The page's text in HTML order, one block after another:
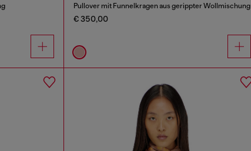
Pullover mit Funnelkragen aus gerippter Wollmischung
€ 350,00